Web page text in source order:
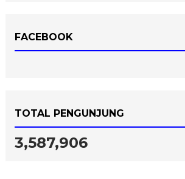
FACEBOOK
TOTAL PENGUNJUNG
3,587,906